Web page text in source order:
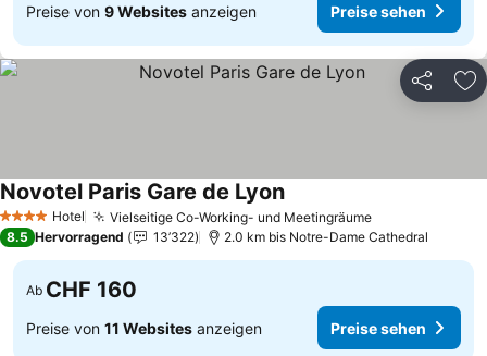
Preise von 9 Websites anzeigen Preise sehen
Teilen
4 Sterne Hotel Vielseitige Co-Working- und MeetingräumePreise sehen
Novotel Paris Gare de LyonPreise sehen
8.5 Hervorragend 13’322 2.0 km bis Notre-Dame Cathedral
Ab CHF 160
Preise von 11 Websites anzeigen Preise sehen